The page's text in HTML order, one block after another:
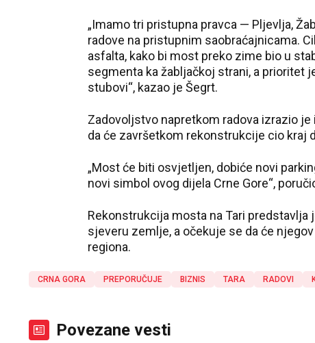
„Imamo tri pristupna pravca — Pljevlja,
radove na pristupnim saobraćajnicama.
asfalta, kako bi most preko zime bio u
segmenta ka žabljačkoj strani, a prioritet
stubovi“, kazao je Šegrt.
Zadovoljstvo napretkom radova izrazio
da će završetkom rekonstrukcije cio kraj
„Most će biti osvjetljen, dobiće novi
novi simbol ovog dijela Crne Gore“,
Rekonstrukcija mosta na Tari
sjeveru zemlje, a očekuje se da će
regiona.
CRNA GORA PREPORUČUJE BIZNIS TARA RADOVI
Povezane vesti